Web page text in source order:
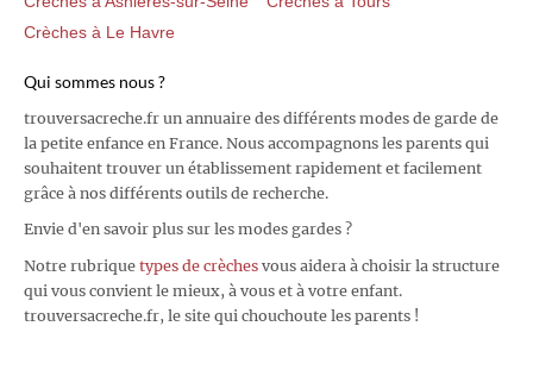
Crèches à Le Havre
Qui sommes nous ?
trouversacreche.fr un annuaire des différents modes de garde de
la petite enfance en France. Nous accompagnons les parents qui
souhaitent trouver un établissement rapidement et facilement
grâce à nos différents outils de recherche.
Envie d'en savoir plus sur les modes gardes ?
Notre rubrique types de crèches vous aidera à choisir la structure
qui vous convient le mieux, à vous et à votre enfant.
trouversacreche.fr, le site qui chouchoute les parents !